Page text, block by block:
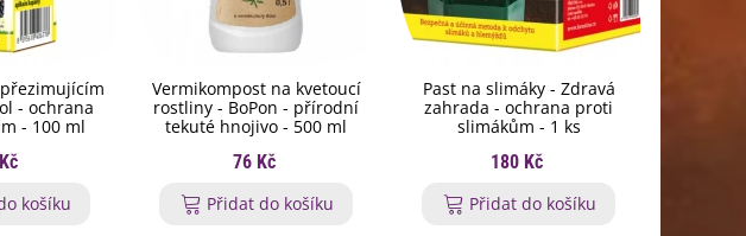
- ochrana
- 100 ml
košíku
Vermikompost na kvetoucí
rostliny - BoPon - přírodní
tekuté hnojivo - 500 ml
76 Kč
Přidat do košíku
Past na slimáky - Zdravá
zahrada - ochrana proti
slimákům - 1 ks
180 Kč
Přidat do košíku